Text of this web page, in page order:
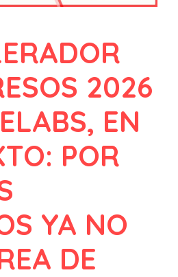
2026
EN
POR
YA NO
DE